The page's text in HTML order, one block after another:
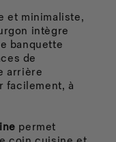
et minimaliste,
intègre
banquette
de
arrière
facilement, à
permet